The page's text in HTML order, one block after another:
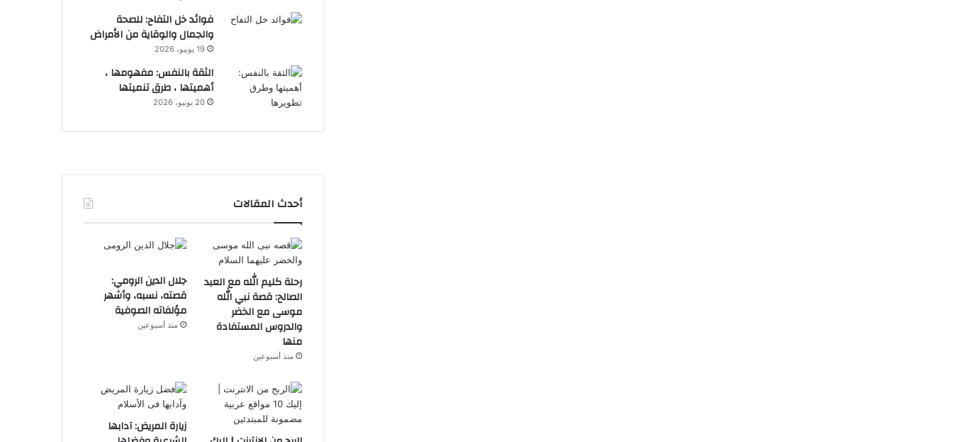
فوائد خل التفاح: للصحة
والجمال والوقاية من الأمراض
19 يونيو، 2026
الثقة بالنفس: مفهومها ،
أهميتها ، طرق تنميتها
20 يونيو، 2026
أحدث المقالات
رحلة كليم الله مع العبد
الصالح: قصة نبي الله
موسى مع الخضر
والدروس المستفادة
منها
منذ أسبوعين
جلال الدين الرومي:
قصته، نسبه، وأشهر
مؤلفاته الصوفية
منذ أسبوعين
زيارة المريض: آدابها